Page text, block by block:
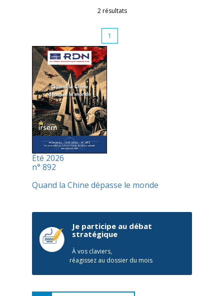
2 résultats
1
Été 2026
n° 892
Quand la Chine dépasse le monde
Je participe au débat
stratégique
À vos claviers,
réagissez au dossier du mois